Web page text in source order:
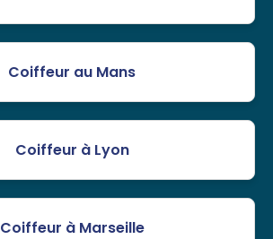
Coiffeur au Mans
Coiffeur à Lyon
Coiffeur à Marseille